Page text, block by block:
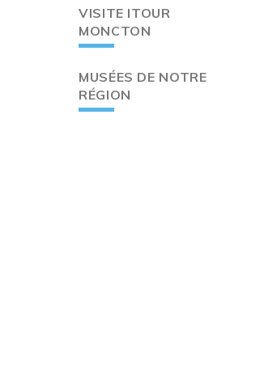
VISITE ITOUR
MONCTON
MUSÉES DE NOTRE
RÉGION